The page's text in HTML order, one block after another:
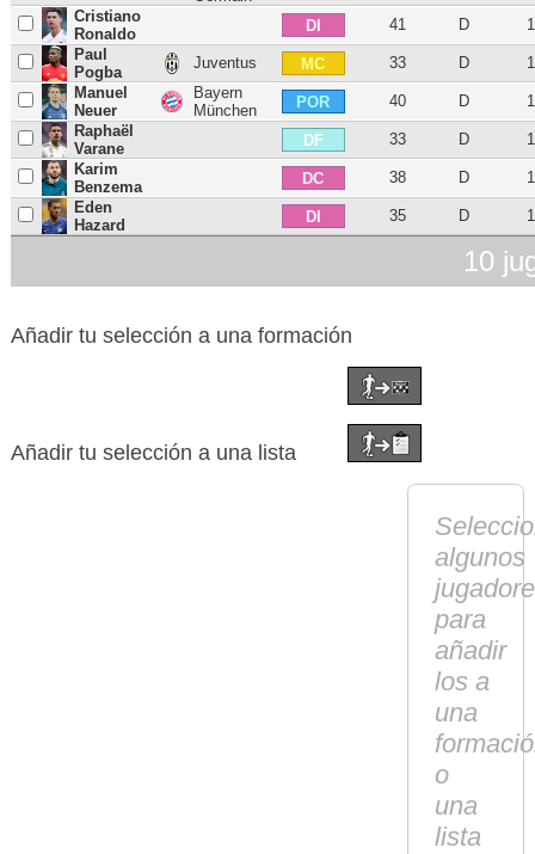
Cristiano
Ronaldo
DI 41 D
Paul
Pogba
Juventus MC 33 D
Manuel
Neuer
Bayern
München
POR 40 D
Raphaël
Varane
DF 33 D
Karim
Benzema
DC 38 D
Eden
Hazard
DI 35 D
10
Añadir tu selección a una formación
Añadir tu selección a una lista
algunos
para
añadir
los a
una
o
una
lista